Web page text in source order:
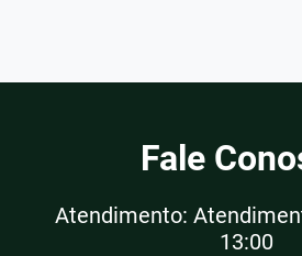
Fale
Atendimento:
13:00